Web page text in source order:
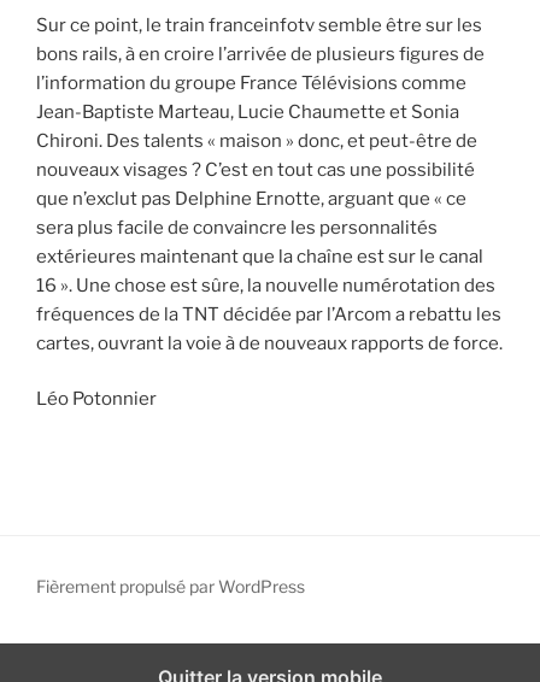
Sur ce point, le train franceinfotv semble être sur les
bons rails, à en croire l’arrivée de plusieurs figures de
l’information du groupe France Télévisions comme
Jean-Baptiste Marteau, Lucie Chaumette et Sonia
Chironi. Des talents « maison » donc, et peut-être de
nouveaux visages ? C’est en tout cas une possibilité
que n’exclut pas Delphine Ernotte, arguant que « ce
sera plus facile de convaincre les personnalités
extérieures maintenant que la chaîne est sur le canal
16 ». Une chose est sûre, la nouvelle numérotation des
fréquences de la TNT décidée par l’Arcom a rebattu les
cartes, ouvrant la voie à de nouveaux rapports de force.
Léo Potonnier
Fièrement propulsé par WordPress